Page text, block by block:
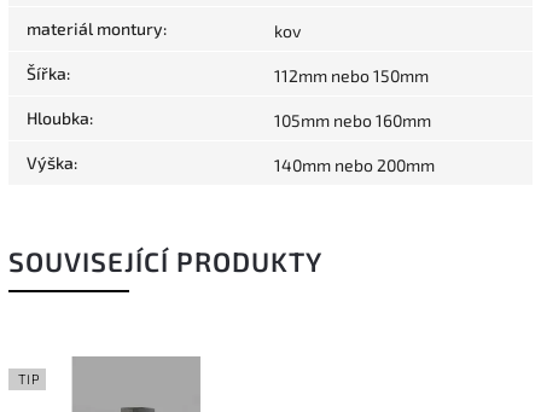
materiál montury: kov
Šířka: 112mm nebo 150mm
Hloubka: 105mm nebo 160mm
Výška: 140mm nebo 200mm
SOUVISEJÍCÍ PRODUKTY
TIP